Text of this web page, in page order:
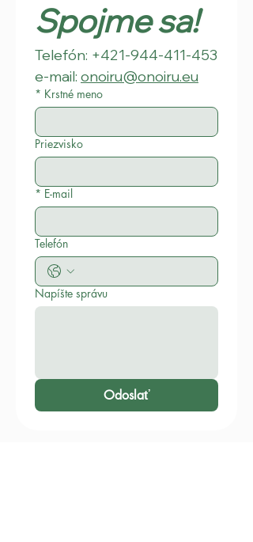
Spojme sa!
Telefón: +421-944-411-453
e-mail: onoiru@onoiru.eu
* Krstné meno
Priezvisko
* E-mail
Telefón
Napíšte správu
Odoslať